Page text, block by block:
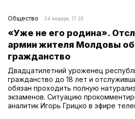
Общество 24 января, 17:25
«Уже не его родина».
армии жителя Молдовы
гражданство
Двадцатилетний уроженец
гражданство до 18 лет и
обязан проходить полную
экзаменов. Ситуацию
аналитик Игорь Грицко в эфире